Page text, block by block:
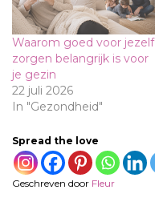
Waarom goed voor jezelf
zorgen belangrijk is voor
je gezin
22 juli 2026
In "Gezondheid"
Spread the love
Geschreven door Fleur